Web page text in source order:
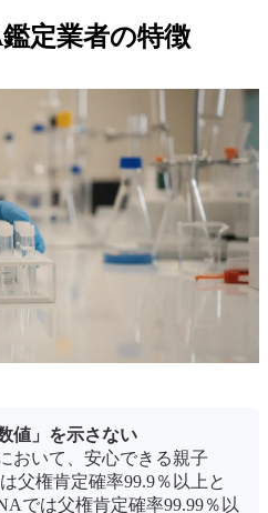
定業者の特徴
値」を示さない
おいて、安心できる親子
父権肯定確率99.9％以上と
では父権肯定確率99.99％以